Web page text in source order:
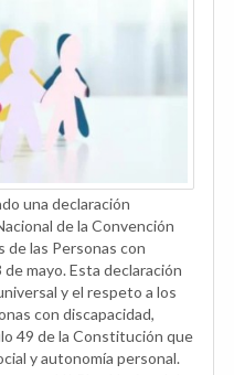
una declaración
de la Convención
las Personas con
mayo. Esta declaración
y el respeto a los
con discapacidad,
49 de la Constitución que
y autonomía personal.